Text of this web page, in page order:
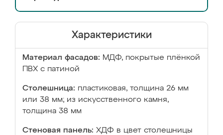
Характеристики
Материал фасадов: МДФ, покрытые плёнкой
ПВХ с патиной
Столешница: пластиковая, толщина 26 мм
или 38 мм; из искусственного камня,
толщина 38 мм
Стеновая панель: ХДФ в цвет столешницы